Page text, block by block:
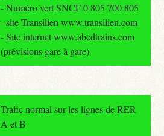
- Numéro vert SNCF 0 805 700 805
- site Transilien www.transilien.com
- Site internet www.abcdtrains.com
(prévisions gare à gare)
Trafic normal sur les lignes de RER
A et B